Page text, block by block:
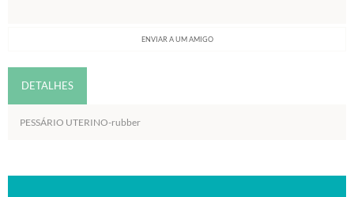
ENVIAR A UM AMIGO
DETALHES
PESSÁRIO UTERINO-rubber